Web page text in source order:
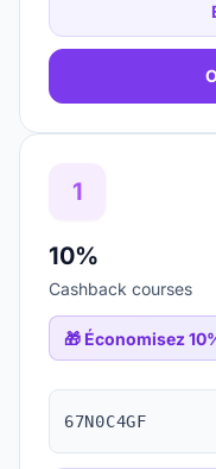
1
10%
Cashback courses
🎁 Économisez
67N0C4GF